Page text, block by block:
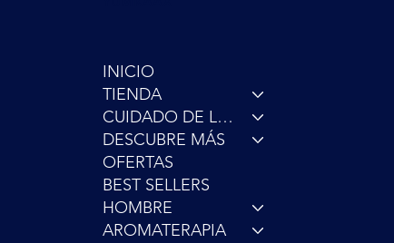
INICIO
TIENDA
CUIDADO DE LA PIEL
DESCUBRE MÁS
OFERTAS
BEST SELLERS
HOMBRE
AROMATERAPIA